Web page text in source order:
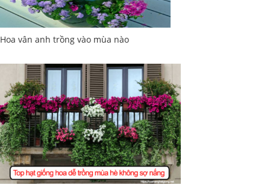
Hoa vân anh trồng vào mùa nào